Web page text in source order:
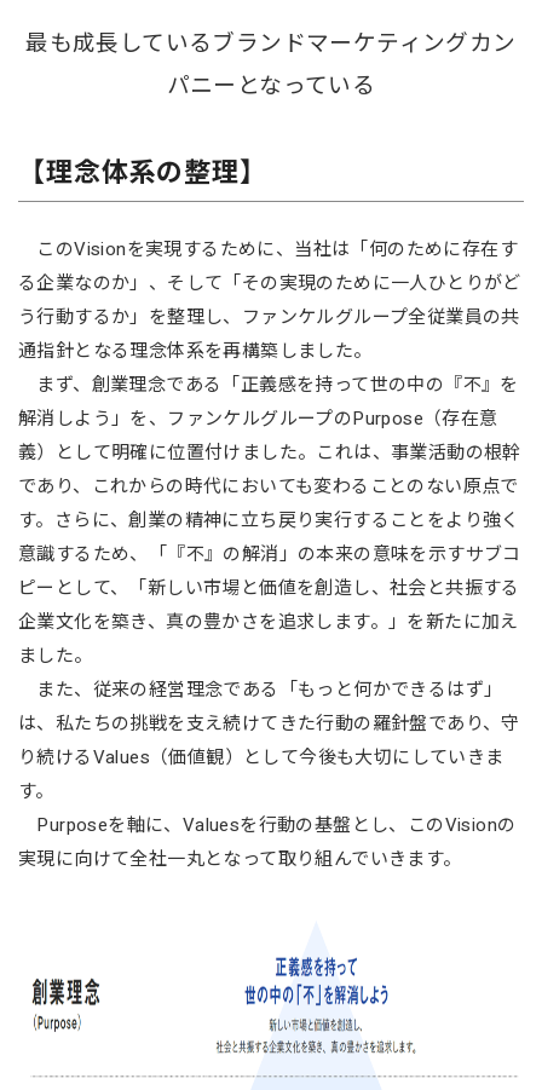
最も成長しているブランドマーケティングカン
パニーとなっている
【理念体系の整理】
このVisionを実現するために、当社は「何のために存在す
る企業なのか」、そして「その実現のために一人ひとりがど
う行動するか」を整理し、ファンケルグループ全従業員の共
通指針となる理念体系を再構築しました。
まず、創業理念である「正義感を持って世の中の『不』を
解消しよう」を、ファンケルグループのPurpose（存在意
義）として明確に位置付けました。これは、事業活動の根幹
であり、これからの時代においても変わることのない原点で
す。さらに、創業の精神に立ち戻り実行することをより強く
意識するため、「『不』の解消」の本来の意味を示すサブコ
ピーとして、「新しい市場と価値を創造し、社会と共振する
企業文化を築き、真の豊かさを追求します。」を新たに加え
ました。
また、従来の経営理念である「もっと何かできるはず」
は、私たちの挑戦を支え続けてきた行動の羅針盤であり、守
り続けるValues（価値観）として今後も大切にしていきま
す。
Purposeを軸に、Valuesを行動の基盤とし、このVisionの
実現に向けて全社一丸となって取り組んでいきます。